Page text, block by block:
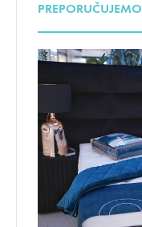
PREPORUČUJEMO